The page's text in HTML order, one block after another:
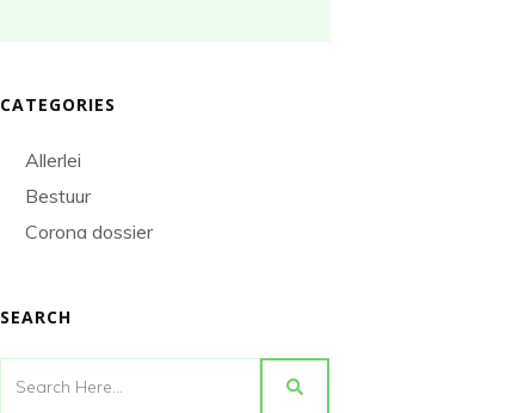
CATEGORIES
Allerlei
Bestuur
Corona dossier
SEARCH